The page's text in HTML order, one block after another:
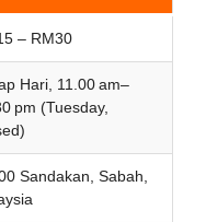
– RM30
Hari, 11.00 am–
pm (Tuesday,
Sandakan, Sabah,